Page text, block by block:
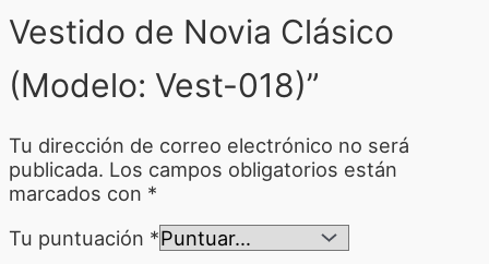
Vestido de Novia Clásico
(Modelo: Vest-018)”
Tu dirección de correo electrónico no será
publicada. Los campos obligatorios están
marcados con *
Tu puntuación *